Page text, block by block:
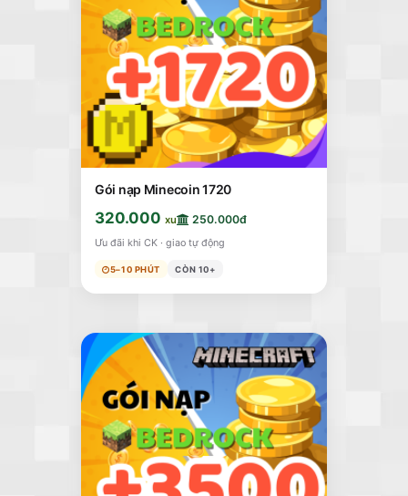
Gói nạp Minecoin 1720
320.000 xu 250.000đ
Ưu đãi khi CK · giao tự động
5–10 PHÚT CÒN 10+